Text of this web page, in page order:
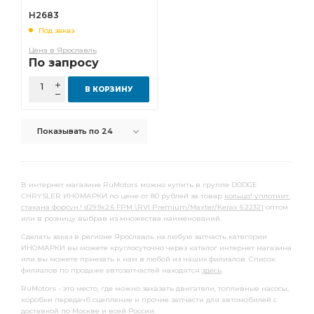
Патрубок радиатора
Подшипник подвесной
передний левый
Сальник коленвала Фильтр топливный сепаратор
топливный сепаратор Меритор о.н.
тормозных колодок ПГУ сцепления
Радиатор охлаждения Подшипник выжимной
тормозной задний шатунные к-т Гайка ступицы
Толкатель клапана Стойка стабилизатора
Рычаг тормозной
H2683
Под заказ
Цена в Ярославль
По запросу
В КОРЗИНУ
Показывать по 24
В интернет магазине RuMotors можно купить в группе DODGE
CHRYSLER ИНОМАРКИ по цене от 80 рублей за товар кольцо! уплотнит.
стакана форсун.! d29.9x2.6 FPM \RVI Premium/Maxter/Kerax 6.22321 оптом
или в розницу выбрав из множества наименований.
Сделать заказ в регионе Ярославль на любую запчасть категории
ИНОМАРКИ вы можете круглосуточно через каталог интернет магазина
или вы можете приехать к нам в любой из наших филиалов. Список
филиалов по продаже автозапчастей находятся здесь.
RuMotors - это место, где можно заказать двигатели, топливные насосы,
коробки передачб сцепление и прочие запчасти для автомобилей с
доставкой по Москве и всей России.